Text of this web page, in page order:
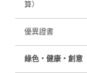
算）
優異證書
綠色‧健康‧創意